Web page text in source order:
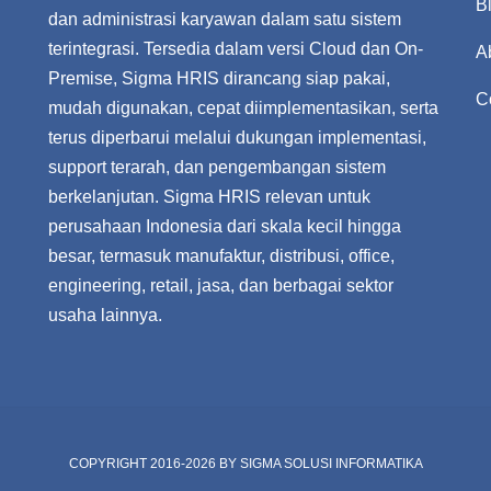
dan administrasi karyawan dalam satu sistem
terintegrasi. Tersedia dalam versi Cloud dan On-
Premise, Sigma HRIS dirancang siap pakai,
mudah digunakan, cepat diimplementasikan, serta
terus diperbarui melalui dukungan implementasi,
support terarah, dan pengembangan sistem
berkelanjutan. Sigma HRIS relevan untuk
perusahaan Indonesia dari skala kecil hingga
besar, termasuk manufaktur, distribusi, office,
engineering, retail, jasa, dan berbagai sektor
usaha lainnya.
COPYRIGHT 2016-2026 BY SIGMA SOLUSI INFORMATIKA